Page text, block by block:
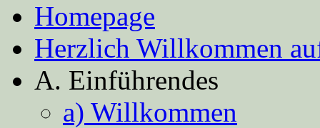
Homepage
Herzlich Willkommen
A. Einführendes
a) Willkommen